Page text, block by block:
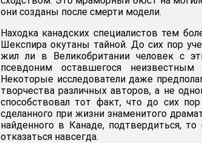
они созданы после смерти модели.
Находка канадских специалистов тем
Шекспира окутаны тайной. До сих пор
жил ли в Великобритании человек с
псевдоним оставшегося
Некоторые исследователи даже
творчества различных авторов, а не
способствовал тот факт, что до сих
сделанного при жизни знаменитого
найденного в Канаде, подтвердиться,
отказаться навсегда.